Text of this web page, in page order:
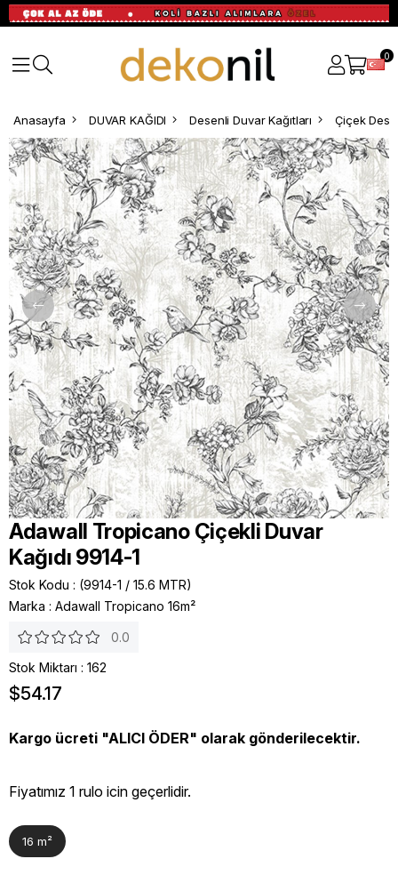
0
Anasayfa DUVAR KAĞIDI Desenli Duvar Kağıtları Çiçek
Adawall Tropicano Çiçekli Duvar
Kağıdı 9914-1
Stok Kodu
(9914-1 / 15.6 MTR)
Marka : Adawall Tropicano 16m²
0.0
Stok Miktarı : 162
$54.17
Kargo ücreti "ALICI ÖDER" olarak gönderilecektir.
Fiyatımız 1 rulo icin geçerlidir.
16 m²